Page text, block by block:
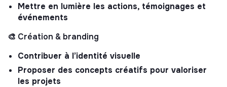
Mettre en lumière les actions, témoignages et
événements
🎨 Création & branding
Contribuer à l’identité visuelle
Proposer des concepts créatifs pour valoriser
les projets